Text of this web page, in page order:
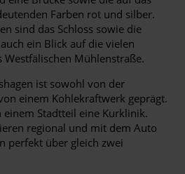
Farben rot und silber.
sind das Schloss sowie die
ein Blick auf die vielen
Mühlenstraße.
ist sowohl von der
einem Kohlekraftwerk geprägt.
Stadtteil eine Kurklinik.
regional und mit dem Auto
perfekt über gleich zwei